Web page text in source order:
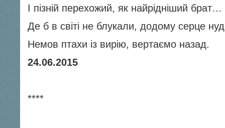
І пізній перехожий, як найрідніший брат…
Де б в світі не блукали, додому серце
Немов птахи із вирію, вертаємо назад.
24.06.2015
****